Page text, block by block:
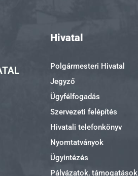
Hivatal
Polgármesteri Hivatal
Jegyző
Ügyfélfogadás
Szervezeti felépítés
Hivatali telefonkönyv
Nyomtatványok
Ügyintézés
Pályázatok, támogatások